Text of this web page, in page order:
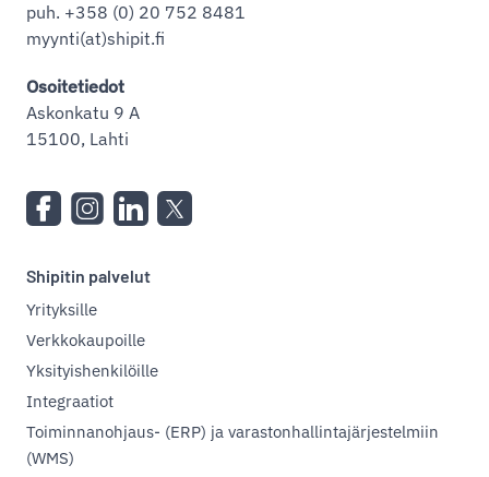
puh. +358 (0) 20 752 8481
myynti(at)shipit.fi
Osoitetiedot
Askonkatu 9 A
15100, Lahti
Shipitin palvelut
Yrityksille
Verkkokaupoille
Yksityishenkilöille
Integraatiot
Toiminnanohjaus- (ERP) ja varastonhallintajärjestelmiin
(WMS)